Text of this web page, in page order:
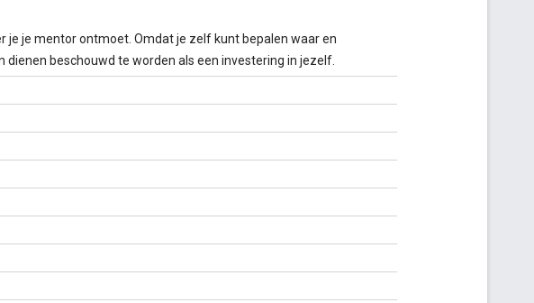
je je mentor ontmoet. Omdat je zelf kunt bepalen waar en
beschouwd te worden als een investering in jezelf.